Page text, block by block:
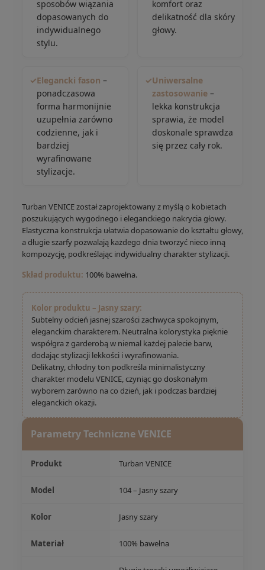
sposobów wiązania
dopasowanych do
indywidualnego
stylu.
komfort oraz
delikatność dla skóry
głowy.
✓Elegancki fason –
ponadczasowa
forma harmonijnie
uzupełnia zarówno
codzienne, jak i
bardziej
wyrafinowane
stylizacje.
✓Uniwersalne
zastosowanie–
lekka konstrukcja
sprawia, że model
doskonale sprawdza
się przez cały rok.
Turban VENICE został zaprojektowany z myślą o kobietach
poszukujących wygodnego i eleganckiego nakrycia głowy.
Elastyczna konstrukcja ułatwia dopasowanie do kształtu głowy,
a długie szarfy pozwalają każdego dnia tworzyć nieco inną
kompozycję, podkreślając indywidualny charakter stylizacji.
Skład produktu: 100% bawełna.
Kolor produktu – Jasny szary:
Subtelny odcień jasnej szarości zachwyca spokojnym,
eleganckim charakterem. Neutralna kolorystyka pięknie
współgra z garderobą w niemal każdej palecie barw,
dodając stylizacji lekkości i wyrafinowania.
Delikatny, chłodny ton podkreśla minimalistyczny
charakter modelu VENICE, czyniąc go doskonałym
wyborem zarówno na co dzień, jak i podczas bardziej
eleganckich okazji.
Parametry Techniczne VENICE
Produkt Turban VENICE
Model 104 – Jasny szary
Kolor Jasny szary
Materiał 100% bawełna